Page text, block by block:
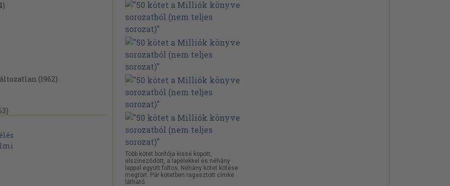
(1962)
emberünk (1965)
fa (1965)
Több kötet borítója kissé kopott,
elszíneződött, a lapélekkel és néhány
lappal együtt foltos. Néhány kötet kötése
megtört. Pár kötetben ragasztott címke
látható.